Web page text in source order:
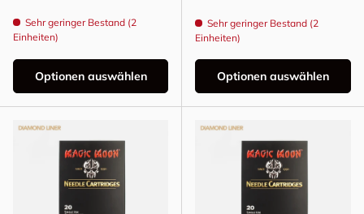
Sehr geringer Bestand (2
Einheiten)
Optionen auswählen
Sehr geringer Bestand (2
Einheiten)
Optionen auswählen